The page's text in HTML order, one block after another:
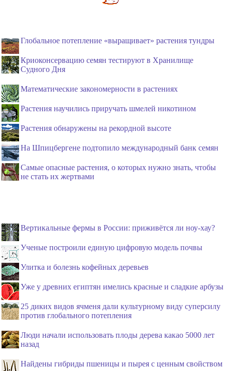
Глобальное потепление «выращивает» растения тундры
Криоконсервацию семян тестируют в Хранилище
Судного Дня
Математические закономерности в растениях
Растения научились приручать шмелей никотином
Растения обнаружены на рекордной высоте
На Шпицбергене подтопило международный банк семян
Самые опасные растения, о которых нужно знать, чтобы
не стать их жертвами
Вертикальные фермы в России: приживётся ли ноу-хау?
Ученые построили единую цифровую модель почвы
Улитка и болезнь кофейных деревьев
Уже у древних египтян имелись красные и сладкие арбузы
25 диких видов ячменя дали культурному виду суперсилу
против глобального потепления
Люди начали использовать плоды дерева какао 5000 лет
назад
Найдены гибриды пшеницы и пырея с ценным свойством